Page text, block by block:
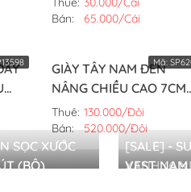
Bán:
65.000/Cái
GIÀY TÂY NAM ĐEN
NÂNG CHIỀU CAO 7CM
(ĐÔI,42)
Thuê: 130.000/Đôi
Bán:
520.000/Đôi
Mã:
SỌC XƯỚC
[SALE] -
XANH (6
(BỘ)
VEST